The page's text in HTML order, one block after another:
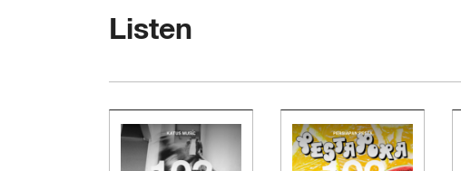
Listen